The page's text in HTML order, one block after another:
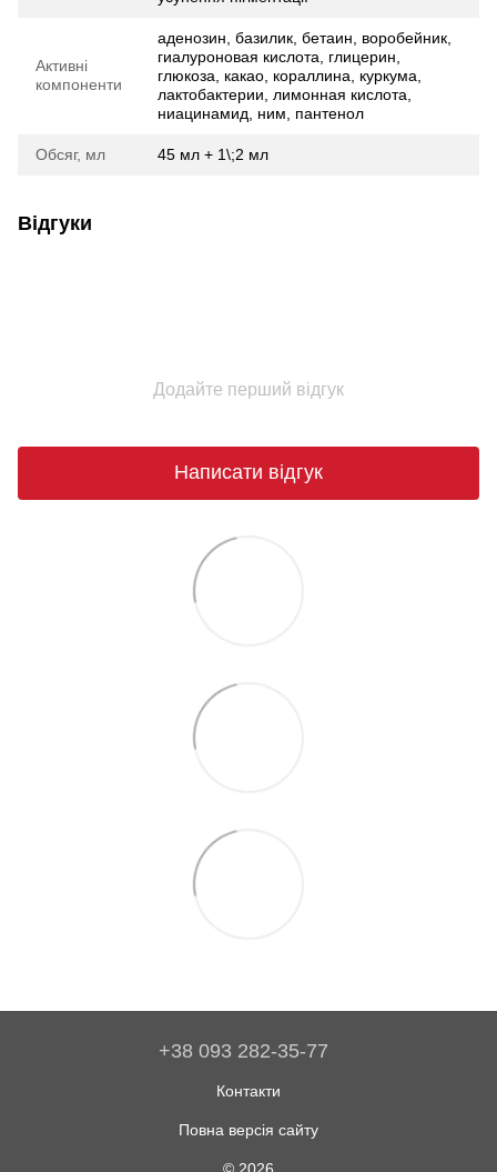
Активні
компоненти
аденозин, базилик, бетаин, воробейник,
гиалуроновая кислота, глицерин,
глюкоза, какао, кораллина, куркума,
лактобактерии, лимонная кислота,
ниацинамид, ним, пантенол
Обсяг, мл 45 мл + 1\;2 мл
Відгуки
Додайте перший відгук
Написати відгук
+38 093 282-35-77
Контакти
Повна версія сайту